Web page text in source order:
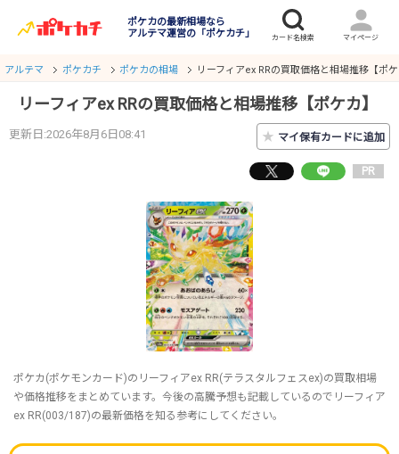
ポケカの最新相場なら
アルテマ運営の「ポケカチ」
アルテマ ポケカチ ポケカの相場 リーフィアex RRの買取価格と相場推移【ポ
リーフィアex RRの買取価格と相場推移【ポケカ】
更新日:2026年8月6日08:41 ★ マイ保有カードに追加
PR
ポケカ(ポケモンカード)のリーフィアex RR(テラスタルフェスex)の買取相場
や価格推移をまとめています。今後の高騰予想も記載しているのでリーフィア
ex RR(003/187)の最新価格を知る参考にしてください。